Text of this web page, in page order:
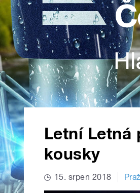
Letní Letná
kousky
15. srpen 2018